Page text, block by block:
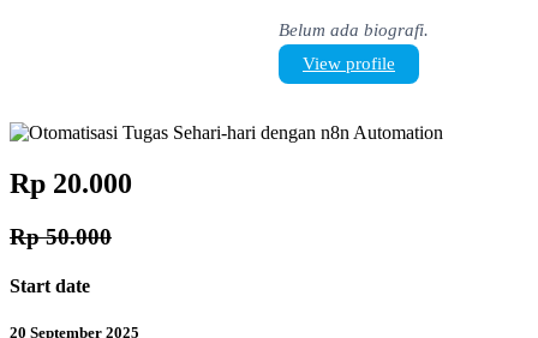
Belum ada biografi.
View profile
Rp 20.000
Rp 50.000
Start date
20 September 2025